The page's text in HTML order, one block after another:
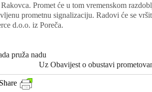
Promet će u tom vremenskom
prometnu signalizaciju. Radovi će se
d.o.o. iz Poreča.
pruža nadu
Uz Obavijest o obustavi